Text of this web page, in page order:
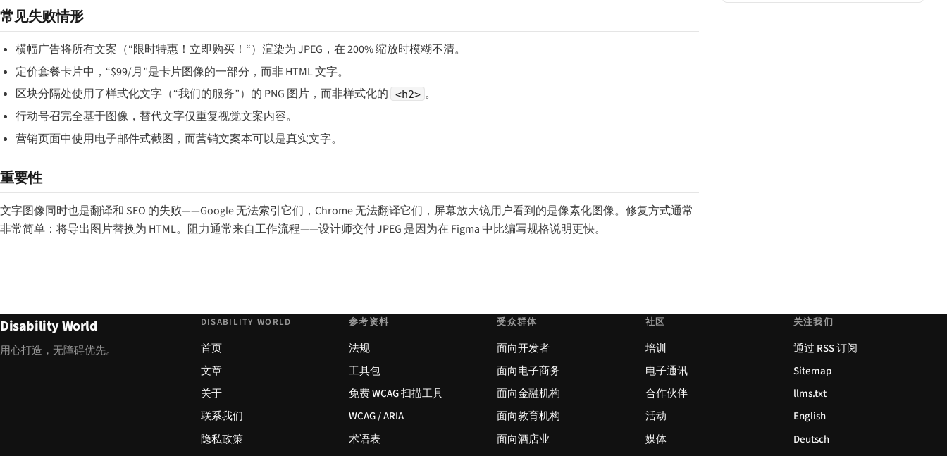
常见失败情形
横幅广告将所有文案（“限时特惠！立即购买！“）渲染为 JPEG，在 200% 缩放时模糊不清。
定价套餐卡片中，“$99/月”是卡片图像的一部分，而非 HTML 文字。
区块分隔处使用了样式化文字（“我们的服务”）的 PNG 图片，而非样式化的
<h2> 。
行动号召完全基于图像，替代文字仅重复视觉文案内容。
营销页面中使用电子邮件式截图，而营销文案本可以是真实文字。
重要性
文字图像同时也是翻译和 SEO 的失败——Google 无法索引它们，Chrome 无法翻译它们，屏幕放大镜用户看到的是像素化图像。修复方式通常
非常简单：将导出图片替换为 HTML。阻力通常来自工作流程——设计师交付 JPEG 是因为在 Figma 中比编写规格说明更快。
Disability World
用心打造，无障碍优先。
DISABILITY WORLD
首页
文章
关于
联系我们
隐私政策
参考资料
法规
工具包
免费 WCAG 扫描工具
WCAG / ARIA
术语表
受众群体
面向开发者
面向电子商务
面向金融机构
面向教育机构
面向酒店业
社区
培训
电子通讯
合作伙伴
活动
媒体
关注我们
通过 RSS 订阅
Sitemap
llms.txt
English
Deutsch